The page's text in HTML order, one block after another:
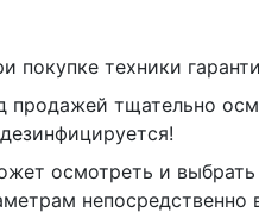
покупке техники
продажей тщательно
осмотреть и выбрать
непосредственно